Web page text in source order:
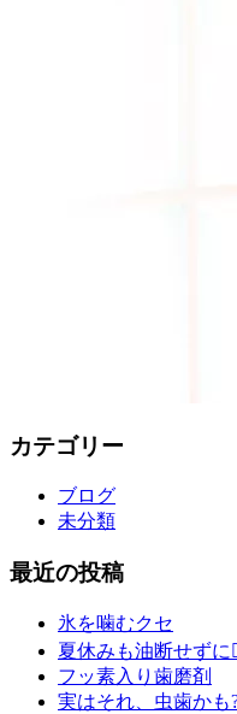
カテゴリー
ブログ
未分類
最近の投稿
氷を噛むクセ
夏休みも油断せずに
フッ素入り歯磨剤
実はそれ、虫歯かも